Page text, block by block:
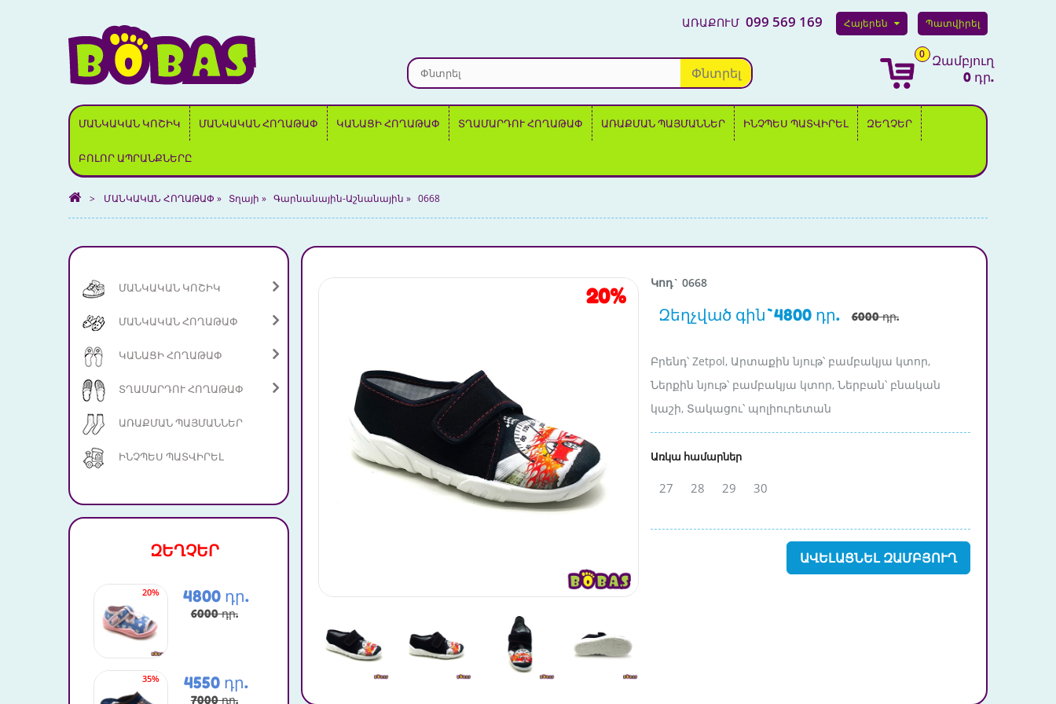
ԱՌԱՔՈՒՄ 099 569 169 Հայերեն Պատվիրել
Փնտրել
0 Զամբյուղ
0 դր.
ՄԱՆԿԱԿԱՆ ԿՈՇԻԿ ՄԱՆԿԱԿԱՆ ՀՈՂԱԹԱՓ ԿԱՆԱՑԻ ՀՈՂԱԹԱՓ ՏՂԱՄԱՐԴՈՒ ՀՈՂԱԹԱՓ ԱՌԱՔՄԱՆ ՊԱՅՄԱՆՆԵՐ ԻՆՉՊԵՍ ՊԱՏՎԻՐԵԼ ԶԵՂՉԵՐ
ԲՈԼՈՐ ԱՊՐԱՆՔՆԵՐԸ
> ՄԱՆԿԱԿԱՆ ՀՈՂԱԹԱՓ » Տղայի » Գարնանային-Աշնանային » 0668
ՄԱՆԿԱԿԱՆ ԿՈՇԻԿ
ՄԱՆԿԱԿԱՆ ՀՈՂԱԹԱՓ
ԿԱՆԱՑԻ ՀՈՂԱԹԱՓ
ՏՂԱՄԱՐԴՈՒ ՀՈՂԱԹԱՓ
ԱՌԱՔՄԱՆ ՊԱՅՄԱՆՆԵՐ
ԻՆՉՊԵՍ ՊԱՏՎԻՐԵԼ
ԶԵՂՉԵՐ
20% 4800 դր.
6000 դր.
35% 4550 դր.
7000 դր.
41% 12980 դր.
4930 դր.
20%
Կոդ` 0668
Զեղչված գին`4800 դր. 6000 դր.
Բրենդ՝ Zetpol, Արտաքին նյութ՝ բամբակյա կտոր,
Ներքին նյութ՝ բամբակյա կտոր, Ներբան՝ բնական
կաշի, Տակացու՝ պոլիուրետան
Առկա համարներ
27 28 29 30
ԱՎԵԼԱՑՆԵԼ ԶԱՄԲՅՈՒՂ